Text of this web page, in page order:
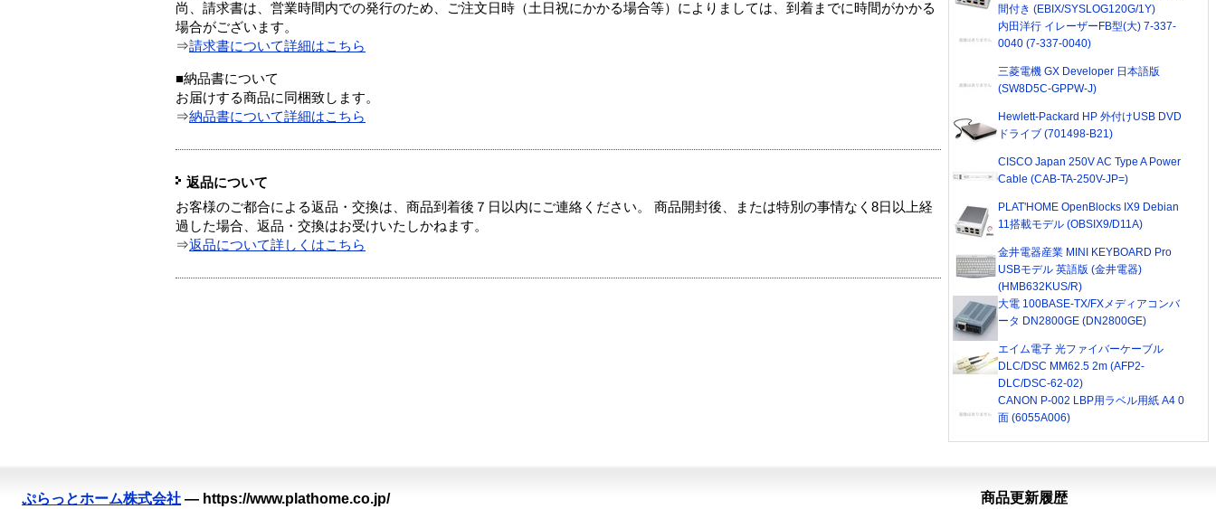
尚、請求書は、営業時間内での発行のため、ご注文日時（土日祝にかかる場合等）によりましては、到着までに時間がかかる
場合がございます。
⇒請求書について詳細はこちら
■納品書について
お届けする商品に同梱致します。
⇒納品書について詳細はこちら
返品について
お客様のご都合による返品・交換は、商品到着後７日以内にご連絡ください。 商品開封後、または特別の事情なく8日以上経
過した場合、返品・交換はお受けいたしかねます。
⇒返品について詳しくはこちら
間付き (EBIX/SYSLOG120G/1Y)
内田洋行 イレーザーFB型(大) 7-337-
0040 (7-337-0040)
三菱電機 GX Developer 日本語版
(SW8D5C-GPPW-J)
Hewlett-Packard HP 外付けUSB DVD
ドライブ (701498-B21)
CISCO Japan 250V AC Type A Power
Cable (CAB-TA-250V-JP=)
PLAT'HOME OpenBlocks IX9 Debian
11搭載モデル (OBSIX9/D11A)
金井電器産業 MINI KEYBOARD Pro
USBモデル 英語版 (金井電器)
(HMB632KUS/R)
大電 100BASE-TX/FXメディアコンバ
ータ DN2800GE (DN2800GE)
エイム電子 光ファイバーケーブル
DLC/DSC MM62.5 2m (AFP2-
DLC/DSC-62-02)
CANON P-002 LBP用ラベル用紙 A4 0
面 (6055A006)
ぷらっとホーム株式会社 — https://www.plathome.co.jp/
商品更新履歴